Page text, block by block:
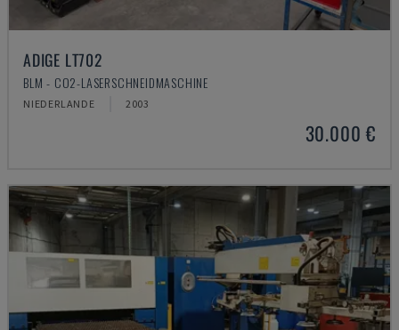
ADIGE LT702
BLM - CO2-LASERSCHNEIDMASCHINE
NIEDERLANDE 2003
30.000 €